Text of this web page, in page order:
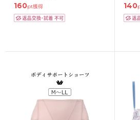
160pt獲得 140